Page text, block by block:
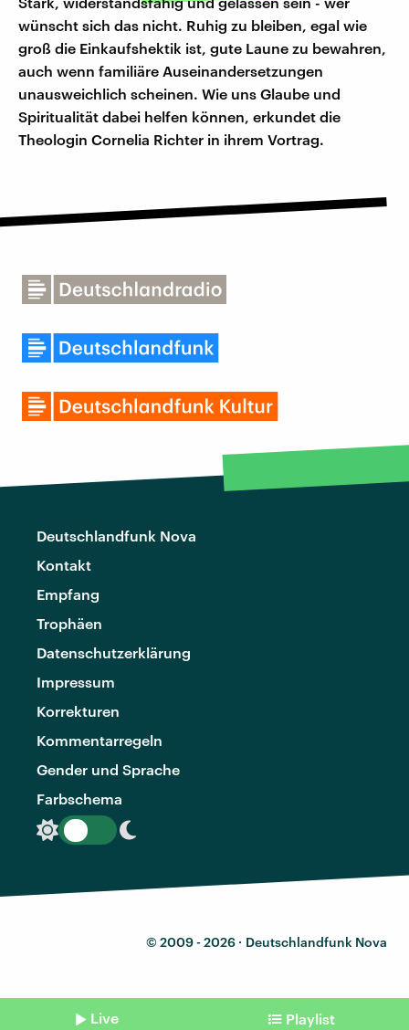
wünscht sich das nicht. Ruhig zu bleiben, egal wie
groß die Einkaufshektik ist, gute Laune zu bewahren,
auch wenn familiäre Auseinandersetzungen
unausweichlich scheinen. Wie uns Glaube und
Spiritualität dabei helfen können, erkundet die
Theologin Cornelia Richter in ihrem Vortrag.
Deutschlandfunk Nova
Kontakt
Empfang
Trophäen
Datenschutzerklärung
Impressum
Korrekturen
Kommentarregeln
Gender und Sprache
Farbschema
© 2009 - 2026 · Deutschlandfunk Nova
Live Playlist